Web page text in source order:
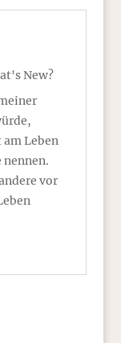
New?
am Leben
vor